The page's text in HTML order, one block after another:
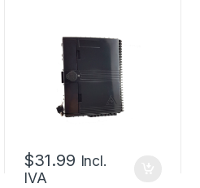
$31.99 Incl.
IVA